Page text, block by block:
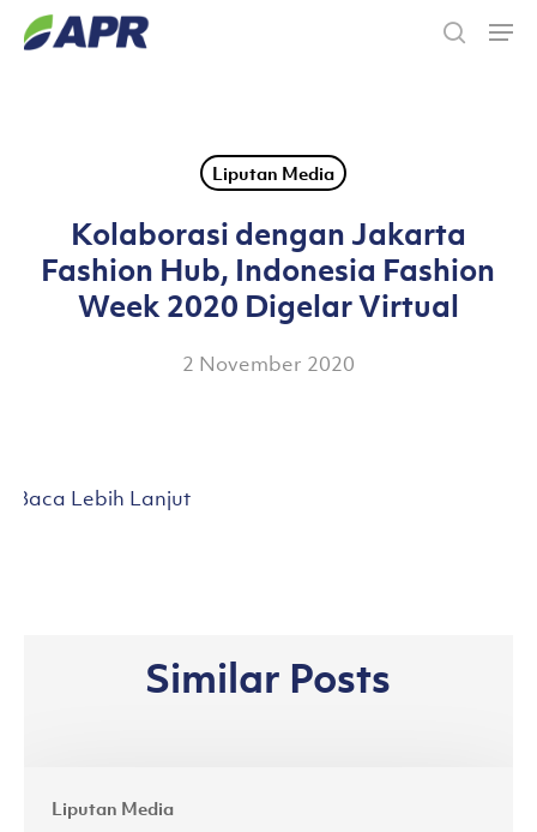
Skip
Liputan Media
Kolaborasi dengan Jakarta
Fashion Hub, Indonesia Fashion
Week 2020 Digelar Virtual
2 November 2020
Baca Lebih Lanjut
Similar Posts
Liputan Media
antara